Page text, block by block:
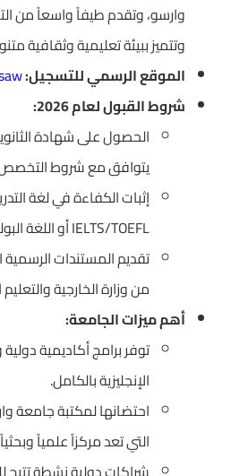
وارسو، وتقدم طيفاً واسعاً من
وتتميز ببيئة تعليمية وثقافية
الموقع الرسمي للتسجيل:
شروط القبول لعام 2026:
الحصول على شهادة
يتوافق مع شروط التخصص
إثبات الكفاءة في لغة
IELTS/TOEFL أو اللغة البولندية).
تقديم المستندات
من وزارة الخارجية والتعليم
أهم ميزات الجامعة:
توفر برامج أكاديمية
الإنجليزية بالكامل.
احتضانها لمكتبة جامعة
التي تعد مركزاً علمياً وبحثياً